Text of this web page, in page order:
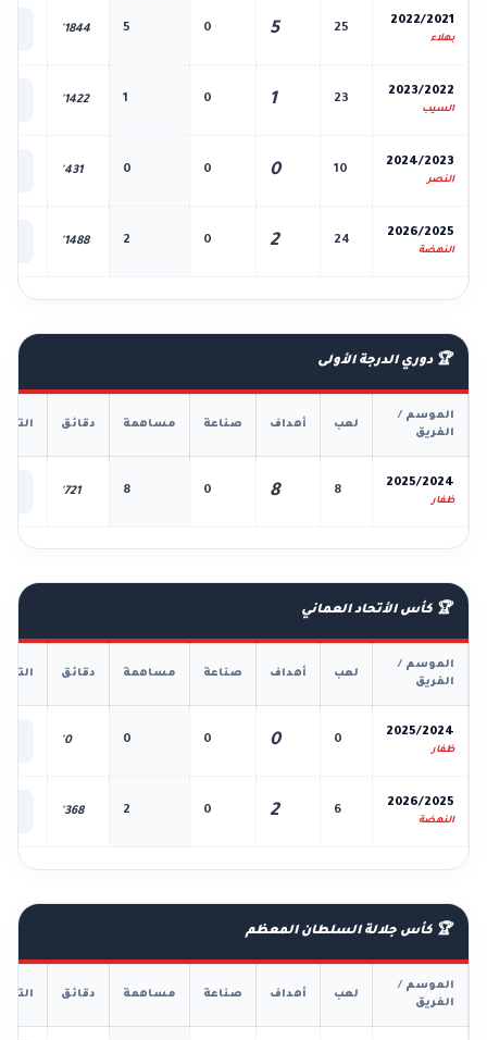
2022/2021
بهلاء
25
5
0
5
1844'
2023/2022
السيب
23
1
0
1
1422'
2024/2023
النصر
10
0
0
0
431'
2026/2025
النهضة
24
2
0
2
1488'
🏆 دوري الدرجة الأولى
الموسم /
الفريق
لعب أهداف صناعة مساهمة دقائق
2025/2024
ظفار
8
8
0
8
721'
🏆 كأس الأتحاد العماني
الموسم /
الفريق
لعب أهداف صناعة مساهمة دقائق
2025/2024
ظفار
0
0
0
0
0'
2026/2025
النهضة
6
2
0
2
368'
🏆 كأس جلالة السلطان المعظم
الموسم /
الفريق
لعب أهداف صناعة مساهمة دقائق